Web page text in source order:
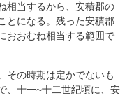
相当するから、安積郡の
とになる。残った安積郡
おおむね相当する範囲で
その時期は定かでないも
、十一~十二世紀頃に、安